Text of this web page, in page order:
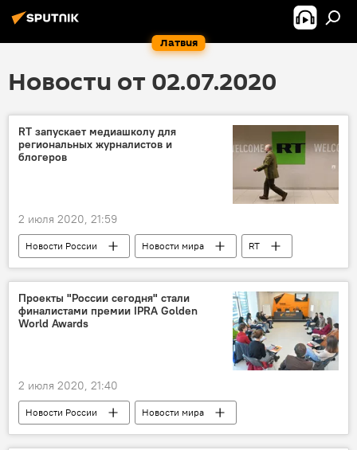
Латвия
Новости от 02.07.2020
RT запускает медиашколу для
региональных журналистов и
блогеров
2 июля 2020, 21:59
Новости России Новости мира RT
Проекты "России сегодня" стали
финалистами премии IPRA Golden
World Awards
2 июля 2020, 21:40
Новости России
Новости мира
МИА "Россия сегодня"